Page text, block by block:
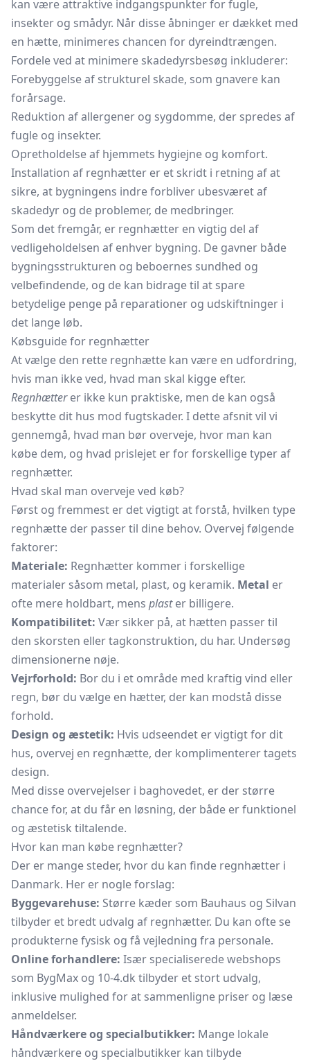
kan være attraktive indgangspunkter for fugle,
insekter og smådyr. Når disse åbninger er dækket med
en hætte, minimeres chancen for dyreindtrængen.
Fordele ved at minimere skadedyrsbesøg inkluderer:
Forebyggelse af strukturel skade, som gnavere kan
forårsage.
Reduktion af allergener og sygdomme, der spredes af
fugle og insekter.
Opretholdelse af hjemmets hygiejne og komfort.
Installation af regnhætter er et skridt i retning af at
sikre, at bygningens indre forbliver ubesværet af
skadedyr og de problemer, de medbringer.
Som det fremgår, er regnhætter en vigtig del af
vedligeholdelsen af enhver bygning. De gavner både
bygningsstrukturen og beboernes sundhed og
velbefindende, og de kan bidrage til at spare
betydelige penge på reparationer og udskiftninger i
det lange løb.
Købsguide for regnhætter
At vælge den rette regnhætte kan være en udfordring,
hvis man ikke ved, hvad man skal kigge efter.
Regnhætterer ikke kun praktiske, men de kan også
beskytte dit hus mod fugtskader. I dette afsnit vil vi
gennemgå, hvad man bør overveje, hvor man kan
købe dem, og hvad prislejet er for forskellige typer af
regnhætter.
Hvad skal man overveje ved køb?
Først og fremmest er det vigtigt at forstå, hvilken type
regnhætte der passer til dine behov. Overvej følgende
faktorer:
Materiale: Regnhætter kommer i forskellige
materialer såsom metal, plast, og keramik. Metal er
ofte mere holdbart, mens plaster billigere.
Kompatibilitet: Vær sikker på, at hætten passer til
den skorsten eller tagkonstruktion, du har. Undersøg
dimensionerne nøje.
Vejrforhold: Bor du i et område med kraftig vind eller
regn, bør du vælge en hætter, der kan modstå disse
forhold.
Design og æstetik: Hvis udseendet er vigtigt for dit
hus, overvej en regnhætte, der komplimenterer tagets
design.
Med disse overvejelser i baghovedet, er der større
chance for, at du får en løsning, der både er funktionel
og æstetisk tiltalende.
Hvor kan man købe regnhætter?
Der er mange steder, hvor du kan finde regnhætter i
Danmark. Her er nogle forslag:
Byggevarehuse: Større kæder som Bauhaus og Silvan
tilbyder et bredt udvalg af regnhætter. Du kan ofte se
produkterne fysisk og få vejledning fra personale.
Online forhandlere: Især specialiserede webshops
som BygMax og 10-4.dk tilbyder et stort udvalg,
inklusive mulighed for at sammenligne priser og læse
anmeldelser.
Håndværkere og specialbutikker: Mange lokale
håndværkere og specialbutikker kan tilbyde